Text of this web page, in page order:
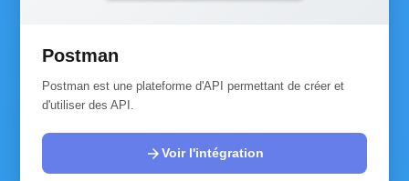
Postman
Postman est une plateforme d'API permettant de créer et
d'utiliser des API.
arrow_forwardVoir l'intégration